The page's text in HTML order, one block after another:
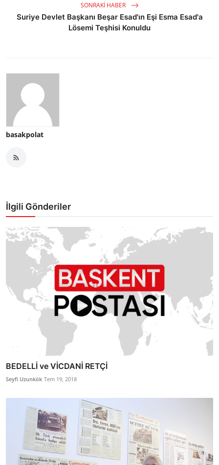
SONRAKI HABER
Suriye Devlet Başkanı Beşar Esad'ın Eşi Esma Esad'a
Lösemi Teşhisi Konuldu
basakpolat
İlgili Gönderiler
BEDELLİ ve VİCDANİ RETÇİ
Seyfi Uzunkök Tem 19, 2018